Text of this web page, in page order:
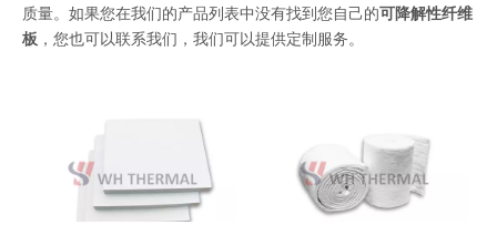
质量。如果您在我们的产品列表中没有找到您自己的可降解性纤维
板 ，您也可以联系我们，我们可以提供定制服务。